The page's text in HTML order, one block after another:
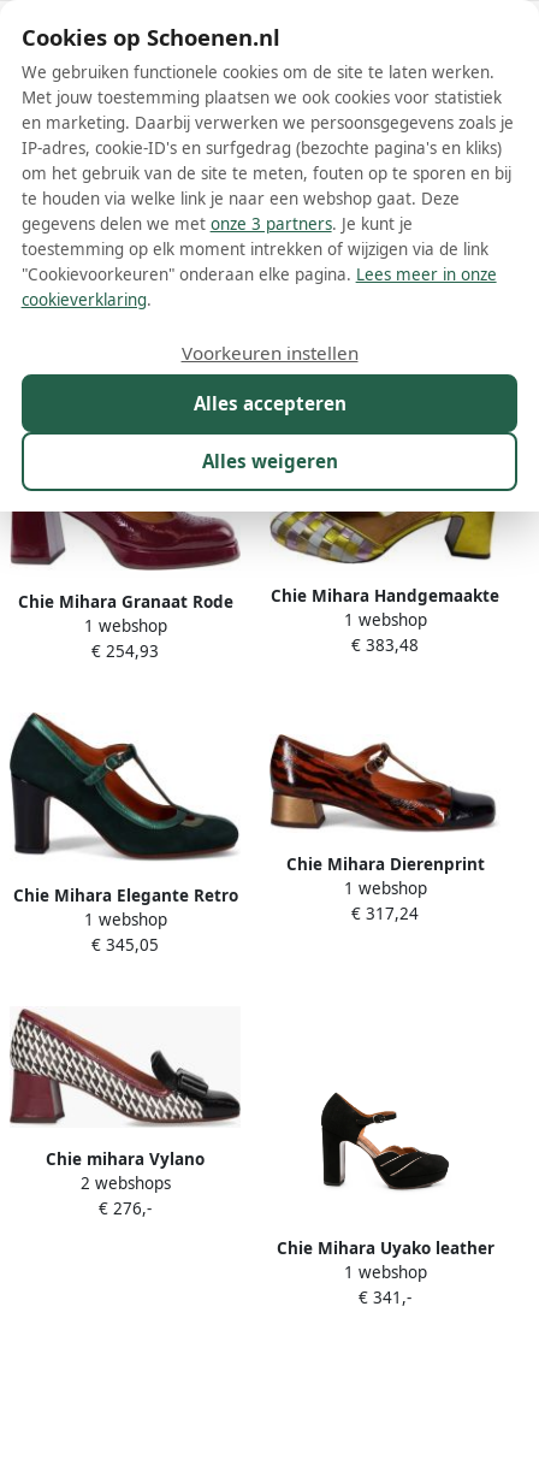
Schoenen.nl
Wis filters Alle filters
Chie Mihara dames pumps
Meer lezen
Chie Mihara Granaat Rode
Suède Hakken Red Dames
1 webshop
€ 254,93
Chie Mihara Handgemaakte
Leren Gevlochten Sandaal
Multicolor Dames
1 webshop
€ 383,48
Chie Mihara Elegante Retro
Groene Hakken Groen
Dames
1 webshop
€ 345,05
Chie Mihara Dierenprint
Leren Hakken Bruin Dames
1 webshop
€ 317,24
Chie mihara Vylano
Multicolor
2 webshops
€ 276,-
Chie Mihara Uyako leather
pumps Zwart
1 webshop
€ 341,-
Cookies op Schoenen.nl
We gebruiken functionele cookies om de site te laten werken.
Met jouw toestemming plaatsen we ook cookies voor statistiek
en marketing. Daarbij verwerken we persoonsgegevens zoals je
IP-adres, cookie-ID's en surfgedrag (bezochte pagina's en kliks)
om het gebruik van de site te meten, fouten op te sporen en bij
te houden via welke link je naar een webshop gaat. Deze
gegevens delen we met onze 3 partners. Je kunt je
toestemming op elk moment intrekken of wijzigen via de link
"Cookievoorkeuren" onderaan elke pagina. Lees meer in onze
cookieverklaring.
Alles accepteren
Alles weigeren
Voorkeuren instellen